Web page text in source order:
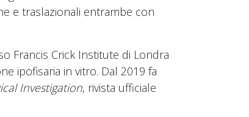
e traslazionali entrambe con
Francis Crick Institute di Londra
ipofisaria in vitro. Dal 2019 fa
Investigation, rivista ufficiale